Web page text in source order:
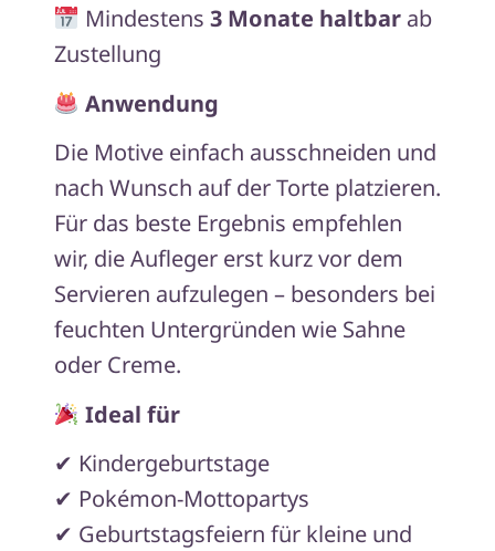
Mindestens 3 Monate haltbarab
Zustellung
Anwendung
Die Motive einfach ausschneiden und
nach Wunsch auf der Torte platzieren.
Für das beste Ergebnis empfehlen
wir, die Aufleger erst kurz vor dem
Servieren aufzulegen – besonders bei
feuchten Untergründen wie Sahne
oder Creme.
Ideal für
✔ Kindergeburtstage
✔ Pokémon-Mottopartys
✔ Geburtstagsfeiern für kleine und